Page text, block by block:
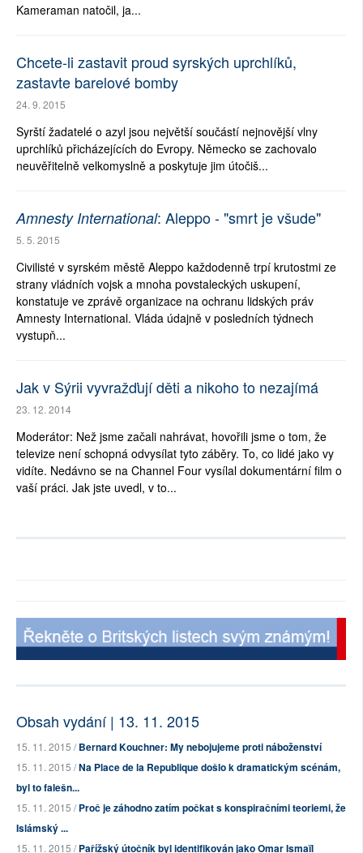
Kameraman natočil, ja...
Chcete-li zastavit proud syrských uprchlíků,
zastavte barelové bomby
24. 9. 2015
Syrští žadatelé o azyl jsou největší součástí nejnovější vlny
uprchlíků přicházejících do Evropy. Německo se zachovalo
neuvěřitelně velkomyslně a poskytuje jim útočiš...
Amnesty International: Aleppo - "smrt je všude"
5. 5. 2015
Civilisté v syrském městě Aleppo každodenně trpí krutostmi ze
strany vládních vojsk a mnoha povstaleckých uskupení,
konstatuje ve zprávě organizace na ochranu lidských práv
Amnesty International. Vláda údajně v posledních týdnech
vystupň...
Jak v Sýrii vyvražďují děti a nikoho to nezajímá
23. 12. 2014
Moderátor: Než jsme začali nahrávat, hovořili jsme o tom, že
televize není schopná odvysílat tyto záběry. To, co lidé jako vy
vidíte. Nedávno se na Channel Four vysílal dokumentární film o
vaší práci. Jak jste uvedl, v to...
Obsah vydání | 13. 11. 2015
15. 11. 2015 /Bernard Kouchner: My nebojujeme proti náboženství
15. 11. 2015 /Na Place de la Republique došlo k dramatickým scénám,
byl to falešn...
15. 11. 2015 /Proč je záhodno zatím počkat s konspiračními teoriemi, že
Islámský ...
15. 11. 2015 /Pařížský útočník byl identifikován jako Omar Ismaïl